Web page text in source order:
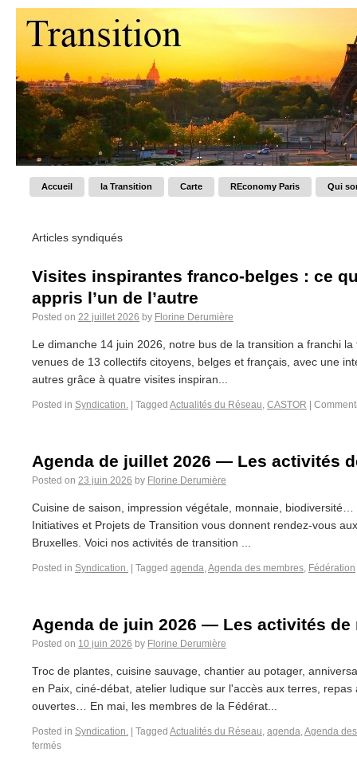
Accueil la Transition Carte REconomy Paris Qui
Articles syndiqués
Visites inspirantes franco-belges : ce
appris l’un de l’autre
Posted on 22 juillet 2026 by Florine Derumière
Le dimanche 14 juin 2026, notre bus de la transition a franchi
venues de 13 collectifs citoyens, belges et français, avec une
autres grâce à quatre visites inspiran...
Posted in Syndication. Tagged Actualités du Réseau, CASTOR
Agenda de juillet 2026 — Les activités
Posted on 23 juin 2026 by Florine Derumière
Cuisine de saison, impression végétale, monnaie,
Initiatives et Projets de Transition vous donnent rendez-vous
Bruxelles. Voici nos activités de transition ...
Posted in Syndication. Tagged agenda,Agenda des membres, Fédération
Agenda de juin 2026 — Les activités de
Posted on 10 juin 2026 by Florine Derumière
Troc de plantes, cuisine sauvage, chantier au potager,
en Paix, ciné-débat, atelier ludique sur l'accès aux terres,
ouvertes… En mai, les membres de la Fédérat...
Posted in Syndication. Tagged Actualités du Réseau, agenda,Agenda
fermés